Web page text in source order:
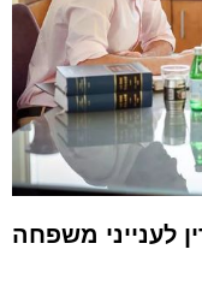
לענייני משפחה